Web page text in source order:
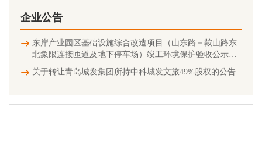
企业公告
东岸产业园区基础设施综合改造项目（山东路－鞍山路东
北象限连接匝道及地下停车场）竣工环境保护验收公示信
息
关于转让青岛城发集团所持中科城发文旅49%股权的公告